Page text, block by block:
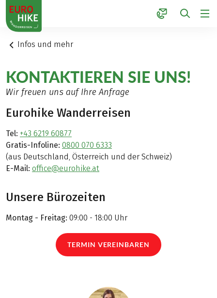
1
Infos und mehr
KONTAKTIEREN SIE UNS!
Wir freuen uns auf Ihre Anfrage
Eurohike Wanderreisen
Tel: +43 6219 60877
Gratis-Infoline: 0800 070 6333
(aus Deutschland, Österreich und der Schweiz)
E-Mail: office@eurohike.at
Unsere Bürozeiten
Montag - Freitag: 09:00 - 18:00 Uhr
TERMIN VEREINBAREN